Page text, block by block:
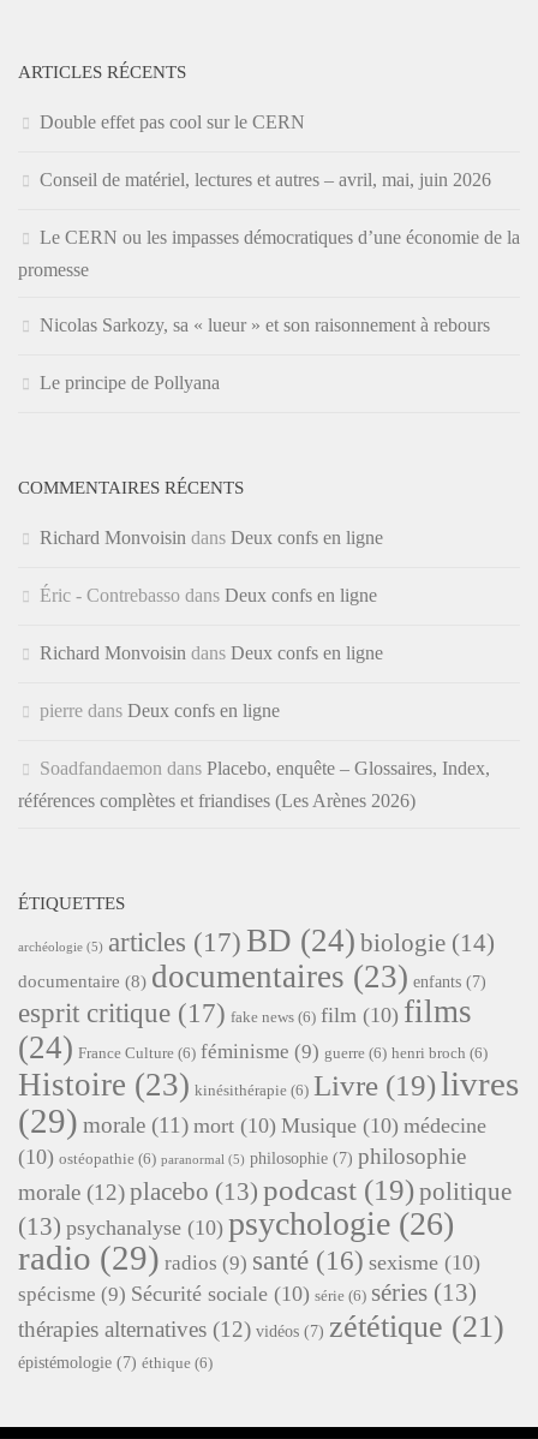
ARTICLES RÉCENTS
Double effet pas cool sur le CERN
Conseil de matériel, lectures et autres – avril, mai, juin 2026
Le CERN ou les impasses démocratiques d’une économie de la
promesse
Nicolas Sarkozy, sa « lueur » et son raisonnement à rebours
Le principe de Pollyana
COMMENTAIRES RÉCENTS
Richard Monvoisin dans Deux confs en ligne
Éric - Contrebasso dans Deux confs en ligne
Richard Monvoisin dans Deux confs en ligne
pierre dans Deux confs en ligne
Soadfandaemon dans Placebo, enquête – Glossaires, Index,
références complètes et friandises (Les Arènes 2026)
ÉTIQUETTES
archéologie (5) articles (17) BD (24) biologie (14)
documentaire (8) documentaires (23) enfants (7)
esprit critique (17) fake news (6) film (10) films
(24) France Culture (6) féminisme (9) guerre (6) henri broch (6)
Histoire (23) kinésithérapie (6) Livre (19)livres
(29) morale (11) mort (10) Musique (10) médecine
(10) ostéopathie (6) paranormal (5) philosophie (7) philosophie
morale (12)placebo (13) podcast (19)politique
(13) psychanalyse (10) psychologie (26)
radio (29) radios (9) santé (16) sexisme (10)
spécisme (9) Sécurité sociale (10) série (6) séries (13)
thérapies alternatives (12) vidéos (7) zététique (21)
épistémologie (7) éthique (6)